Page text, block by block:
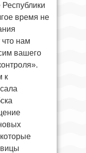
время не
нам
вашего
к